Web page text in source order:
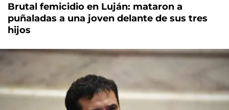
Brutal femicidio en Luján: mataron a
puñaladas a una joven delante de sus tres
hijos